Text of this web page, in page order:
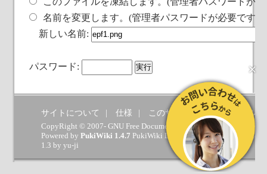
名前を変更します。(管理者パスワードが必要です)
新しい名前:
パスワード:
サイトについて 仕様 このサイトへの要望 ヘルプ
CopyRight © 2007- GNU Free Documentation License.
Powered by PukiWiki 1.4.7 PukiWiki Developers Team( GPL )
1.3 by yu-ji
×